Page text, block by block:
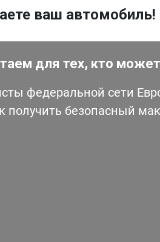
ваш автомобиль!
для тех, кто может
федеральной сети
получить безопасный